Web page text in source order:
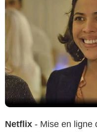
Netflix - Mise en ligne